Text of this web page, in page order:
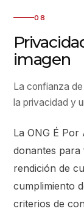
08
imagen
La confianza
la privacidad y
La ONG É
donantes para
rendición de
cumplimiento
criterios de